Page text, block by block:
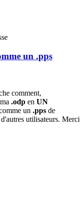
un .pps
comment,
.odp en UN
un .pps de
utilisateurs. Merci